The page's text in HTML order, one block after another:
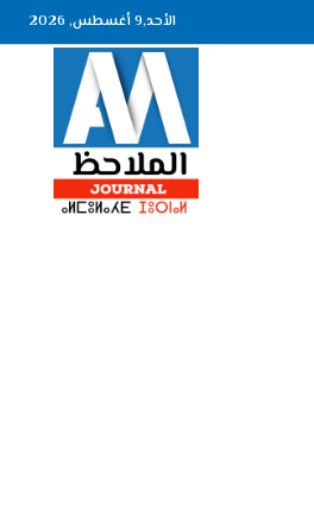
الأحد,9 أغسطس, 2026